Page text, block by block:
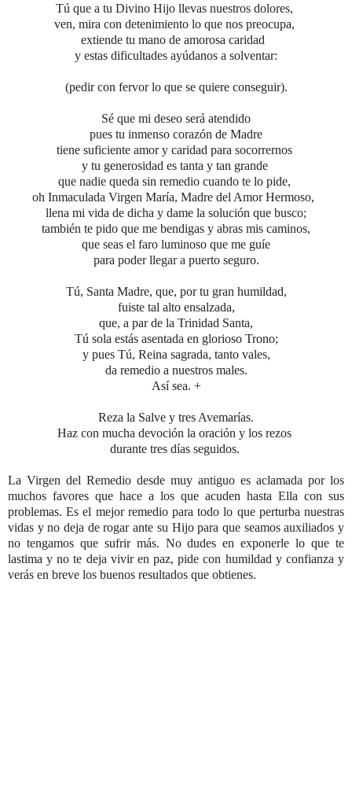
Tú que a tu Divino Hijo llevas nuestros dolores,
ven, mira con detenimiento lo que nos preocupa,
extiende tu mano de amorosa caridad
y estas dificultades ayúdanos a solventar:
(pedir con fervor lo que se quiere conseguir).
Sé que mi deseo será atendido
pues tu inmenso corazón de Madre
tiene suficiente amor y caridad para socorrernos
y tu generosidad es tanta y tan grande
que nadie queda sin remedio cuando te lo pide,
oh Inmaculada Virgen María, Madre del Amor Hermoso,
llena mi vida de dicha y dame la solución que busco;
también te pido que me bendigas y abras mis caminos,
que seas el faro luminoso que me guíe
para poder llegar a puerto seguro.
Tú, Santa Madre, que, por tu gran humildad,
fuiste tal alto ensalzada,
que, a par de la Trinidad Santa,
Tú sola estás asentada en glorioso Trono;
y pues Tú, Reina sagrada, tanto vales,
da remedio a nuestros males.
Así sea. +
Reza la Salve y tres Avemarías.
Haz con mucha devoción la oración y los rezos
durante tres días seguidos.
La Virgen del Remedio desde muy antiguo es aclamada por los
muchos favores que hace a los que acuden hasta Ella con sus
problemas. Es el mejor remedio para todo lo que perturba nuestras
vidas y no deja de rogar ante su Hijo para que seamos auxiliados y
no tengamos que sufrir más. No dudes en exponerle lo que te
lastima y no te deja vivir en paz, pide con humildad y confianza y
verás en breve los buenos resultados que obtienes.